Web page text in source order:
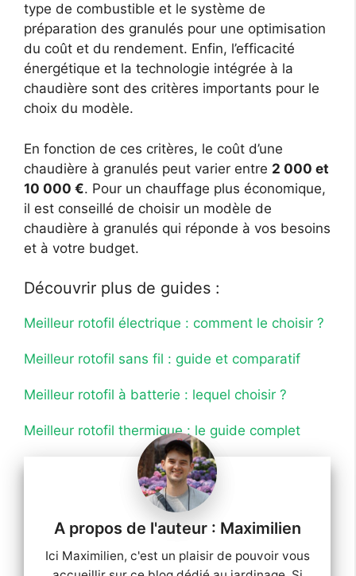
type de combustible et le système de
préparation des granulés pour une optimisation
du coût et du rendement. Enfin, l’efficacité
énergétique et la technologie intégrée à la
chaudière sont des critères importants pour le
choix du modèle.
En fonction de ces critères, le coût d’une
chaudière à granulés peut varier entre 2 000 et
10 000 €. Pour un chauffage plus économique,
il est conseillé de choisir un modèle de
chaudière à granulés qui réponde à vos besoins
et à votre budget.
Découvrir plus de guides :
Meilleur rotofil électrique : comment le choisir ?
Meilleur rotofil sans fil : guide et comparatif
Meilleur rotofil à batterie : lequel choisir ?
Meilleur rotofil thermique : le guide complet
Maximilien
Ici Maximilien, c'est un plaisir de pouvoir vous